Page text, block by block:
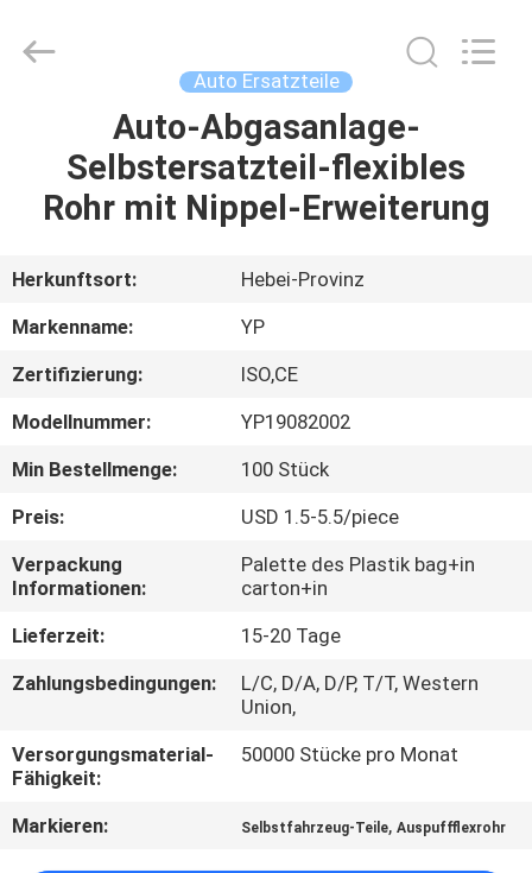
PRODUKTE
ÜBER
UNS
WERKSBESICHTIGUNG
QUALITÄTSKONTROLLE
KONTAKT
MIT
UNS
NACHRICHTEN
FÄLLE
CO.,LTD.
Auto Ersatzteile
Auto-Abgasanlage-
Selbstersatzteil-flexibles
Rohr mit Nippel-Erweiterung
Herkunftsort:
Hebei-Provinz
Markenname:
YP
Zertifizierung:
ISO,CE
Modellnummer:
YP19082002
Min Bestellmenge:
100 Stück
Preis:
USD 1.5-5.5/piece
Verpackung
Informationen:
Palette des Plastik bag+in
carton+in
Lieferzeit:
15-20 Tage
Zahlungsbedingungen:
L/C, D/A, D/P, T/T, Western
Union,
Versorgungsmaterial-
Fähigkeit:
50000 Stücke pro Monat
Markieren: Selbstfahrzeug-Teile,Auspuffflexrohr